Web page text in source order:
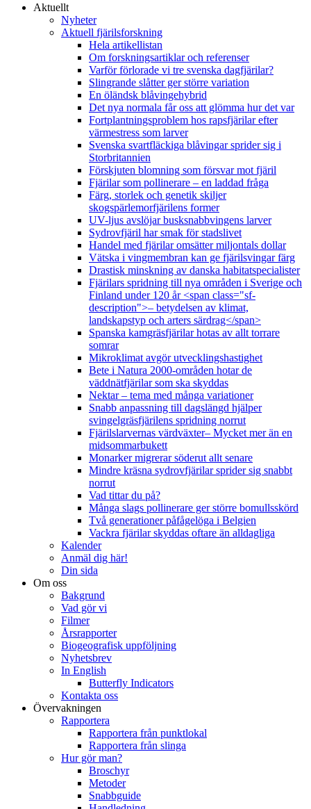
Aktuellt
Nyheter
Aktuell fjärilsforskning
Hela artikellistan
Om forskningsartiklar och referenser
Varför förlorade vi tre svenska dagfjärilar?
Slingrande slåtter ger större variation
En öländsk blåvingehybrid
Det nya normala får oss att glömma hur det var
Fortplantningsproblem hos rapsfjärilar efter
värmestress som larver
Svenska svartfläckiga blåvingar sprider sig i
Storbritannien
Förskjuten blomning som försvar mot fjäril
Fjärilar som pollinerare – en laddad fråga
Färg, storlek och genetik skiljer
skogspärlemorfjärilens former
UV-ljus avslöjar busksnabbvingens larver
Sydrovfjäril har smak för stadslivet
Handel med fjärilar omsätter miljontals dollar
Vätska i vingmembran kan ge fjärilsvingar färg
Drastisk minskning av danska habitatspecialister
Fjärilars spridning till nya områden i Sverige och
Finland under 120 år <span class="sf-
description">– betydelsen av klimat,
landskapstyp och arters särdrag</span>
Spanska kamgräsfjärilar hotas av allt torrare
somrar
Mikroklimat avgör utvecklingshastighet
Bete i Natura 2000-områden hotar de
väddnätfjärilar som ska skyddas
Nektar – tema med många variationer
Snabb anpassning till dagslängd hjälper
svingelgräsfjärilens spridning norrut
Fjärilslarvernas värdväxter– Mycket mer än en
midsommarbukett
Monarker migrerar söderut allt senare
Mindre kräsna sydrovfjärilar sprider sig snabbt
norrut
Vad tittar du på?
Många slags pollinerare ger större bomullsskörd
Två generationer påfågelöga i Belgien
Vackra fjärilar skyddas oftare än alldagliga
Kalender
Anmäl dig här!
Din sida
Om oss
Bakgrund
Vad gör vi
Filmer
Årsrapporter
Biogeografisk uppföljning
Nyhetsbrev
In English
Butterfly Indicators
Kontakta oss
Övervakningen
Rapportera
Rapportera från punktlokal
Rapportera från slinga
Hur gör man?
Broschyr
Metoder
Snabbguide